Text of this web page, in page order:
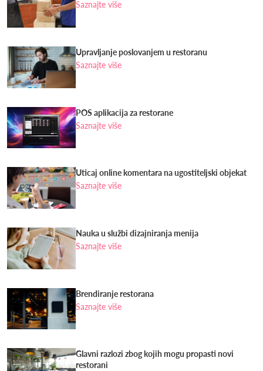
Saznajte više
Upravljanje poslovanjem u restoranu
Saznajte više
POS aplikacija za restorane
Saznajte više
Uticaj online komentara na ugostiteljski objekat
Saznajte više
Nauka u službi dizajniranja menija
Saznajte više
Brendiranje restorana
Saznajte više
Glavni razlozi zbog kojih mogu propasti novi
restorani